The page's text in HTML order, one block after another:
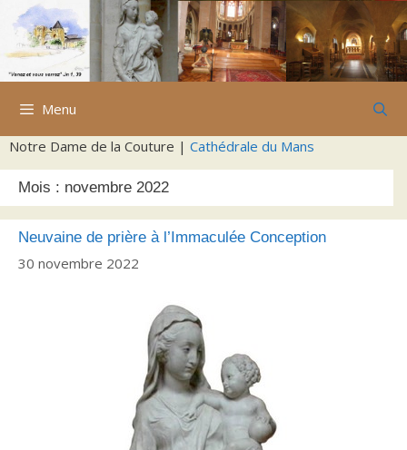
Aller
contenu
Menu
Notre Dame de la Couture | Cathédrale du Mans
Mois : novembre 2022
Neuvaine de prière à l’Immaculée Conception
30 novembre 2022